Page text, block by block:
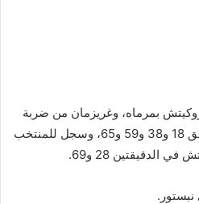
بمرماه، وغريزمان من ضربة
جزاء، وبوغبا، ومبابي في الدقائق 18 و38 و59 و65، وسجل للمنتخب
الدقيقتين 28 و69.
نبستور.